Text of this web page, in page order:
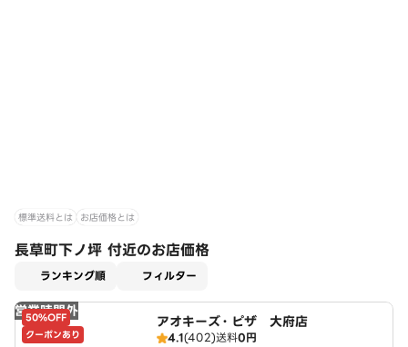
標準送料とは お店価格とは
長草町下ノ坪 付近のお店価格
ランキング順 フィルター
営業時間外
50%OFF
クーポンあり
アオキーズ・ピザ 大府店
4.1(402)送料0円